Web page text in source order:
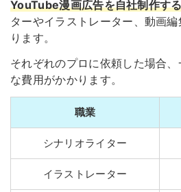
YouTube漫画広告を自社制作す
ターやイラストレーター、動画
ります。
それぞれのプロに依頼した場合
な費用がかかります。
職業
シナリオライター
イラストレーター